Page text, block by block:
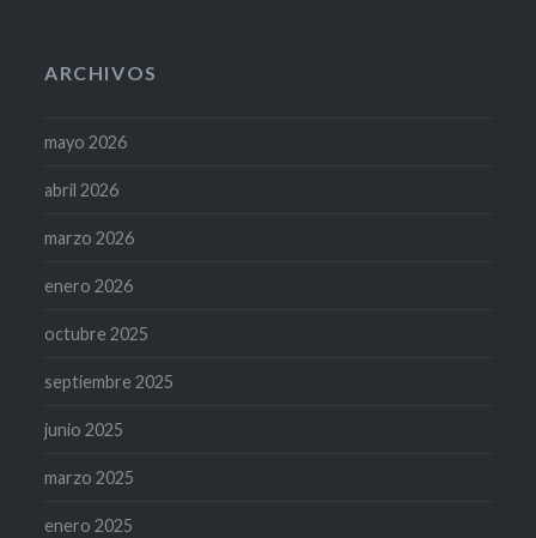
ARCHIVOS
mayo 2026
abril 2026
marzo 2026
enero 2026
octubre 2025
septiembre 2025
junio 2025
marzo 2025
enero 2025